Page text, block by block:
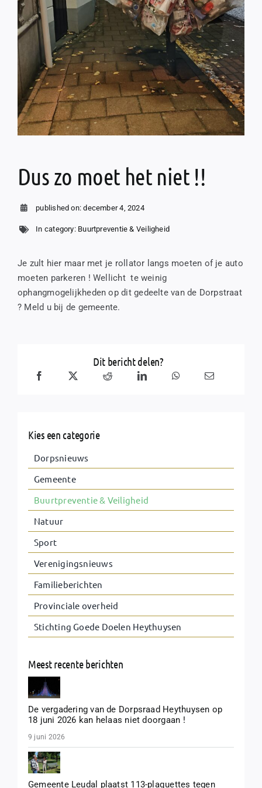
Dus zo moet het niet !!
published on: december 4, 2024
In category: Buurtpreventie & Veiligheid
Je zult hier maar met je rollator langs moeten of je auto
moeten parkeren ! Wellicht te weinig
ophangmogelijkheden op dit gedeelte van de Dorpstraat
? Meld u bij de gemeente.
Dit bericht delen?
Kies een categorie
Dorpsnieuws
Gemeente
Buurtpreventie & Veiligheid
Natuur
Sport
Verenigingsnieuws
Familieberichten
Provinciale overheid
Stichting Goede Doelen Heythuysen
Meest recente berichten
De vergadering van de Dorpsraad Heythuysen op
18 juni 2026 kan helaas niet doorgaan !
9 juni 2026
Gemeente Leudal plaatst 113-plaquettes tegen